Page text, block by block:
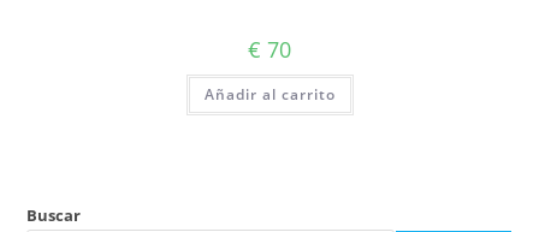
€ 70
Añadir al carrito
Buscar